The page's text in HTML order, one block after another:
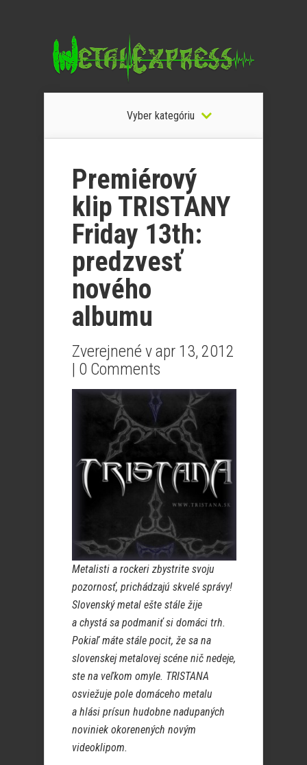
Vyber kategóriu
Premiérový
klip TRISTANY
Friday 13th:
predzvesť
nového
albumu
Zverejnené v apr 13, 2012
| 0 Comments
Metalisti a rockeri zbystrite svoju
pozornosť, prichádzajú skvelé správy!
Slovenský metal ešte stále žije
a chystá sa podmaniť si domáci trh.
Pokiaľ máte stále pocit, že sa na
slovenskej metalovej scéne nič nedeje,
ste na veľkom omyle. TRISTANA
osviežuje pole domáceho metalu
a hlási prísun hudobne nadupaných
noviniek okorenených novým
videoklipom.